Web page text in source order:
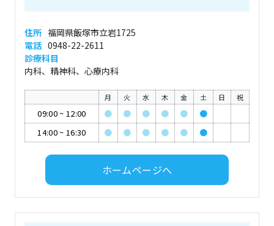
住所 福岡県飯塚市立岩1725
電話 0948-22-2611
診療科目
内科、精神科、心療内科
月 火 水 木 金 土 日 祝
09:00~ 12:00 ● ● ● ● ●
●
14:00~ 16:30 ● ● ● ● ● ●
ホームページへ